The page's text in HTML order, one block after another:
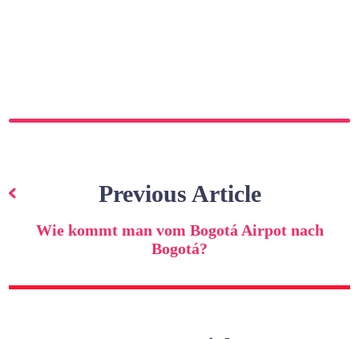
Previous Article
Wie kommt man vom Bogotá Airpot nach
Bogotá?